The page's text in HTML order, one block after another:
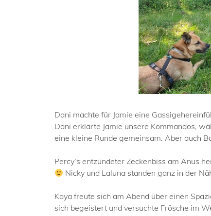
Dani machte für Jamie eine
Dani erklärte Jamie unsere Kommandos,
eine kleine Runde gemeinsam. Aber auch
Percy’s entzündeter Zeckenbiss am Anus
Nicky und Laluna standen ganz in der
Kaya freute sich am Abend über einen
sich begeistert und versuchte Frösche im